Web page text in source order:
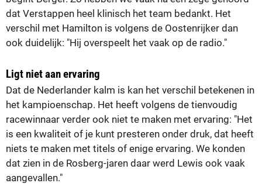
dat Verstappen heel klinisch het team bedankt. Het
verschil met Hamilton is volgens de Oostenrijker dan
ook duidelijk: "Hij overspeelt het vaak op de radio."
Ligt niet aan ervaring
Dat de Nederlander kalm is kan het verschil betekenen in
het kampioenschap. Het heeft volgens de tienvoudig
racewinnaar verder ook niet te maken met ervaring: "Het
is een kwaliteit of je kunt presteren onder druk, dat heeft
niets te maken met titels of enige ervaring. We konden
dat zien in de Rosberg-jaren daar werd Lewis ook vaak
aangevallen."